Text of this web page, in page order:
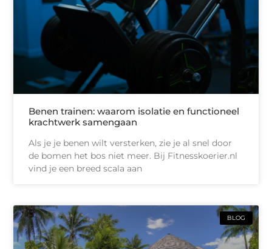
Benen trainen: waarom isolatie en functioneel
krachtwerk samengaan
Als je je benen wilt versterken, zie je al snel door
de bomen het bos niet meer. Bij Fitnesskoerier.nl
vind je een breed scala aan
BLOG